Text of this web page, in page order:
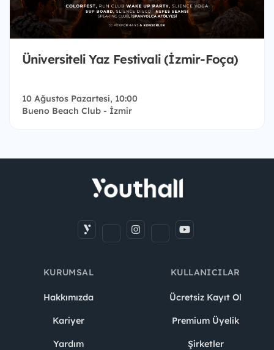
Üniversiteli Yaz Festivali (İzmir-Foça)
10 Ağustos Pazartesi, 10:00
Bueno Beach Club - İzmir
KURUMSAL
Hakkımızda
Kariyer
Yardım
KULLANICILAR
Ücretsiz Kayıt Ol
Premium Üyelik
Şirketler